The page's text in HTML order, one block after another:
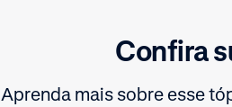
Confira
Aprenda mais sobre esse